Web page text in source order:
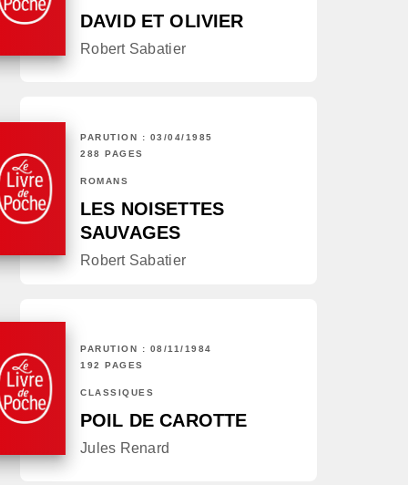
DAVID ET OLIVIER
Robert Sabatier
PARUTION : 03/04/1985
288 PAGES
ROMANS
LES NOISETTES
SAUVAGES
Robert Sabatier
PARUTION : 08/11/1984
192 PAGES
CLASSIQUES
POIL DE CAROTTE
Jules Renard